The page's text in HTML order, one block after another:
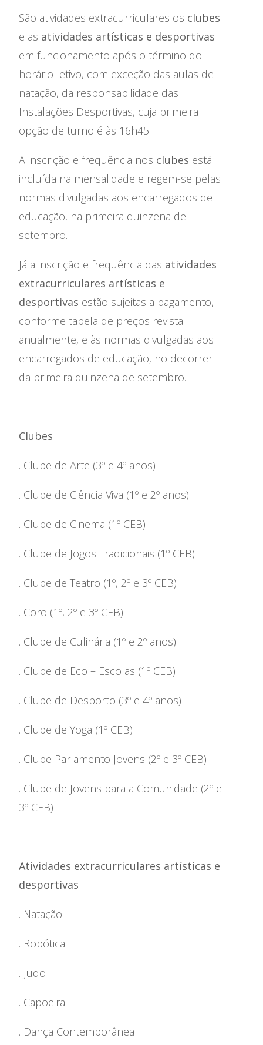
Ensino Profissional
Ano Letivo
Admissão
Informações
Notícias
São atividades extracurriculares os clubes
e as atividades artísticas e desportivas
em funcionamento após o término do
horário letivo, com exceção das aulas de
natação, da responsabilidade das
Instalações Desportivas, cuja primeira
opção de turno é às 16h45.
A inscrição e frequência nos clubes está
incluída na mensalidade e regem-se pelas
normas divulgadas aos encarregados de
educação, na primeira quinzena de
setembro.
Já a inscrição e frequência das atividades
extracurriculares artísticas e
desportivas estão sujeitas a pagamento,
conforme tabela de preços revista
anualmente, e às normas divulgadas aos
encarregados de educação, no decorrer
da primeira quinzena de setembro.
Clubes
. Clube de Arte (3º e 4º anos)
. Clube de Ciência Viva (1º e 2º anos)
. Clube de Cinema (1º CEB)
. Clube de Jogos Tradicionais (1º CEB)
. Clube de Teatro (1º, 2º e 3º CEB)
. Coro (1º, 2º e 3º CEB)
. Clube de Culinária (1º e 2º anos)
. Clube de Eco – Escolas (1º CEB)
. Clube de Desporto (3º e 4º anos)
. Clube de Yoga (1º CEB)
. Clube Parlamento Jovens (2º e 3º CEB)
. Clube de Jovens para a Comunidade (2º e
3º CEB)
Atividades extracurriculares artísticas e
desportivas
. Natação
. Robótica
. Judo
. Capoeira
. Dança Contemporânea